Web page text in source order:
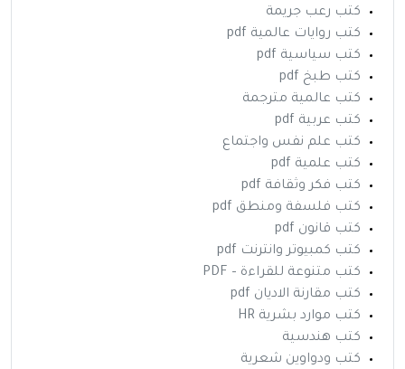
كتب رعب جريمة
كتب روايات عالمية pdf
كتب سياسية pdf
كتب طبخ pdf
كتب عالمية مترجمة
كتب عربية pdf
كتب علم نفس واجتماع
كتب علمية pdf
كتب فكر وثقافة pdf
كتب فلسفة ومنطق pdf
كتب قانون pdf
كتب كمبيوتر وانترنت pdf
كتب متنوعة للقراءة – PDF
كتب مقارنة الاديان pdf
كتب موارد بشرية HR
كتب هندسية
كتب ودواوين شعرية